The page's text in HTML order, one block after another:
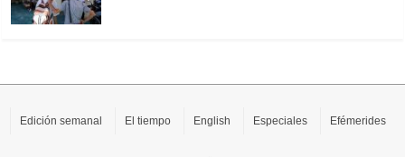
Edición semanal El tiempo English Especiales Efémerides